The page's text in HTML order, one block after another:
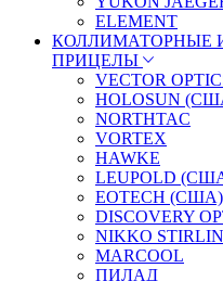
ELEMENT
КОЛЛИМАТОРНЫЕ
ПРИЦЕЛЫ
VECTOR
HOLOSUN
NORTHTAC
VORTEX
HAWKE
LEUPOLD
EOTECH (США)
DISCOVERY
NIKKO
MARCOOL
ПИЛАД